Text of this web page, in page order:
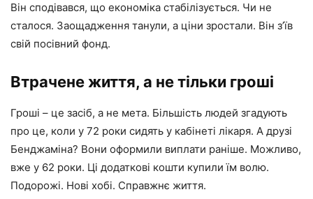
Він сподівався, що економіка стабілізується. Чи не
сталося. Заощадження танули, а ціни зростали. Він з’їв
свій посівний фонд.
Втрачене життя, а не тільки гроші
Гроші – це засіб, а не мета. Більшість людей згадують
про це, коли у 72 роки сидять у кабінеті лікаря. А друзі
Бенджаміна? Вони оформили виплати раніше. Можливо,
вже у 62 роки. Ці додаткові кошти купили їм волю.
Подорожі. Нові хобі. Справжнє життя.